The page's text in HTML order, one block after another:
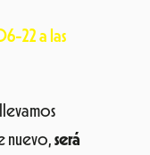
nuevo,será